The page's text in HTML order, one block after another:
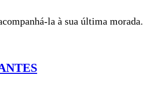
la à sua última morada.